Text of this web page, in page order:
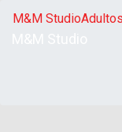
M&M StudioAdultos